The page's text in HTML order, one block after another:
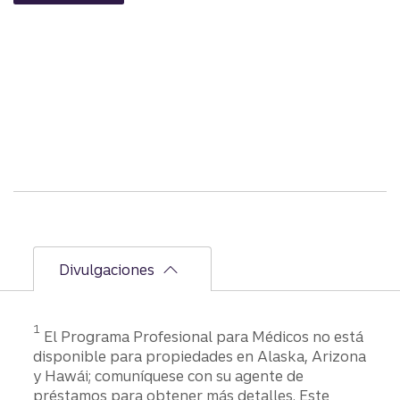
Divulgaciones
1 El Programa Profesional para Médicos no está
disponible para propiedades en Alaska, Arizona
y Hawái; comuníquese con su agente de
préstamos para obtener más detalles. Este